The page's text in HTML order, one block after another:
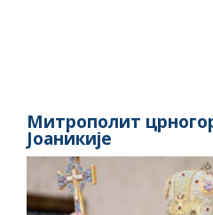
Митрополит
Јоаникије